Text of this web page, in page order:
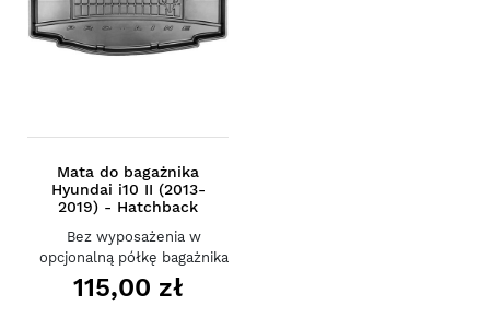
Mata do bagażnika
Hyundai i10 II (2013-
2019) - Hatchback
Bez wyposażenia w
opcjonalną półkę bagażnika
115,00 zł